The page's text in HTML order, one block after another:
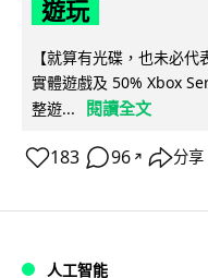
遊玩
【就算有光碟，也未必
實體遊戲及 50% Xbox
整遊...
閱讀全文
183 96 ↗ 分享
人工智能